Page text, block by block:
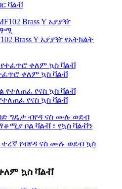
ቫልቭ
Brass Y አያያዥ የአትክልት
ቀለም ኳስ ቫልቭ
የናስ ኳስ ቫልቭ
ተረኛ የብየዳ ናስ ሙሉ ወደብ ኳስ
ኳስ ቫልቭ